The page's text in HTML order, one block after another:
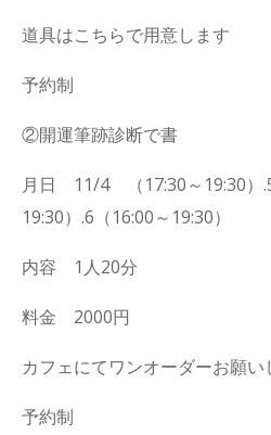
道具はこちらで用意します
予約制
②開運筆跡診断で書
月日 11/4 （17:30～19:30）
19:30）.6（16:00～19:30）
内容 1人20分
料金 2000円
カフェにてワンオーダーお願い
予約制